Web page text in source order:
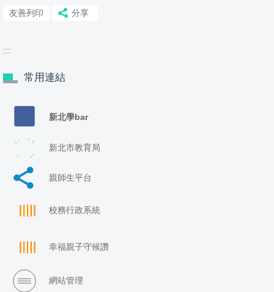
友善列印 分享
:::
常用連結
新北學bar
新北市教育局
親師生平台
校務行政系統
幸福親子守候讚
網站管理